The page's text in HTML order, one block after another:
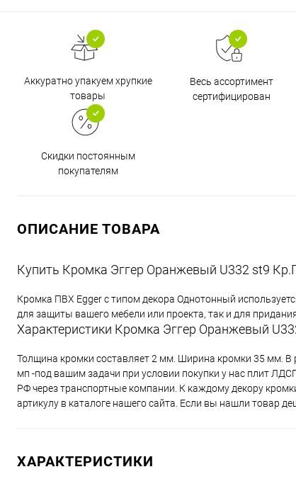
Аккуратно упакуем хрупкие
товары
Весь ассортимент
сертифицирован
Скидки постоянным
покупателям
ОПИСАНИЕ ТОВАРА
Купить Кромка Эггер Оранжевый U332 st9
Кромка ПВХ Egger с типом декора Однотонный
для защиты вашего мебели или проекта, так и для
Характеристики Кромка Эггер Оранжевый
Толщина кромки составляет 2 мм. Ширина кромки 35 мм.
мп -под вашим задачи при условии покупки у нас плит
РФ через транспортные компании. К каждому декору
артикулу в каталоге нашего сайта. Если вы нашли товар
ХАРАКТЕРИСТИКИ